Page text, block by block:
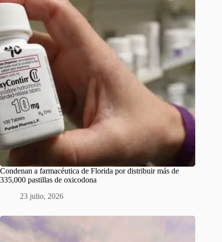
Condenan a farmacéutica de Florida por distribuir más de
335,000 pastillas de oxicodona
23 julio, 2026